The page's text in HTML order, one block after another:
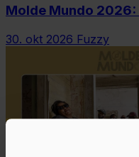
Molde Mundo 2026:
30. okt 2026 Fuzzy